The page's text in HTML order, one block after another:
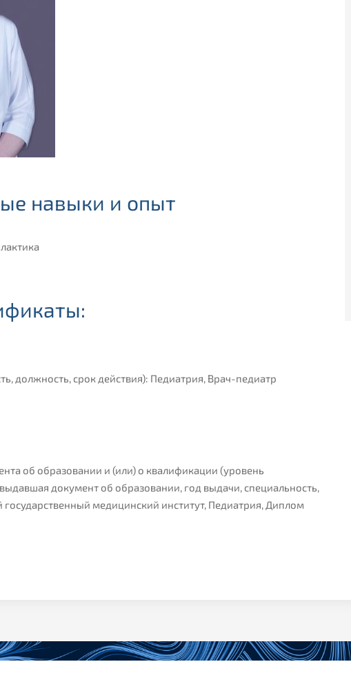
навыки и опыт
должность, срок действия): Педиатрия, Врач-педиатр
об образовании и (или) о квалификации (уровень
документ об образовании, год выдачи, специальность,
медицинский институт, Педиатрия, Диплом